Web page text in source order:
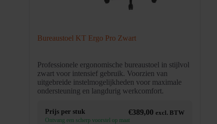
Bureaustoel KT Ergo Pro Zwart
Professionele ergonomische bureaustoel in stijlvol
zwart voor intensief gebruik. Voorzien van
uitgebreide instelmogelijkheden voor maximale
ondersteuning en langdurig werkcomfort.
Prijs per stuk €389,00 excl. BTW
Ontvang een scherp voorstel op maat